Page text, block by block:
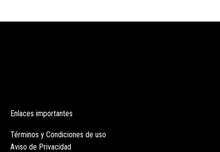
Enlaces importantes
Términos y Condiciones de uso
Aviso de Privacidad